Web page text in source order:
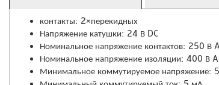
контакты: 2×перекидных
Напряжение катушки: 24 В DC
Номинальное напряжение контактов: 250 В
Номинальное напряжение изоляции: 400 В
Минимальное коммутируемое напряжение: